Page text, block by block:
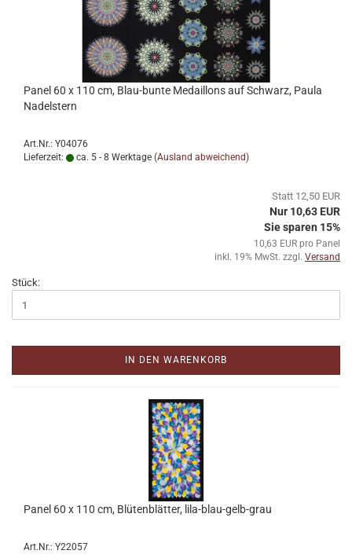
Panel 60 x 110 cm, Blau-bunte Medaillons auf Schwarz, Paula
Nadelstern
Art.Nr.: Y04076
Lieferzeit:
ca. 5 - 8 Werktage (Ausland abweichend)
Statt 12,50 EUR
Nur 10,63 EUR
Sie sparen 15%
10,63 EUR pro Panel
inkl. 19% MwSt. zzgl. Versand
Stück:
IN DEN WARENKORB
Panel 60 x 110 cm, Blütenblätter, lila-blau-gelb-grau
Art.Nr.: Y22057